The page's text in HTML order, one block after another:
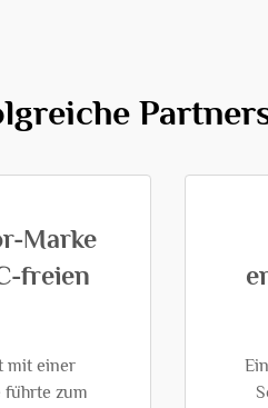
Marke
freien
mit einer
führte zum